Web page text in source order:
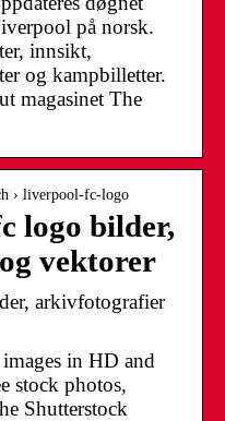
på norsk.
innsikt,
og kampbilletter.
magasinet The
› liverpool-fc-logo
logo bilder,
vektorer
arkivfotografier
in HD and
stock photos,
Shutterstock